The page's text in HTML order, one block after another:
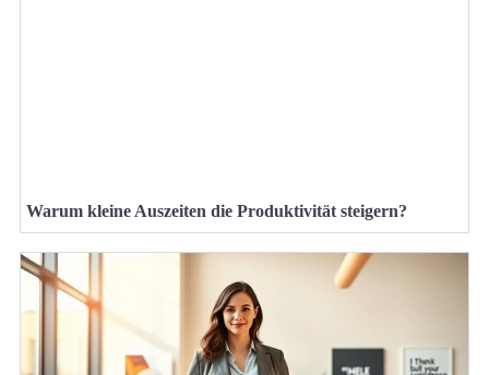
Warum kleine Auszeiten die Produktivität steigern?